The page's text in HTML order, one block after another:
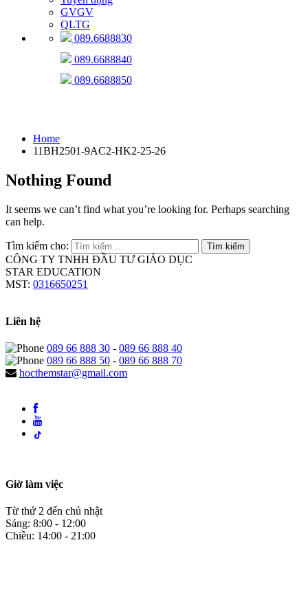
GVGV
QLTG
089.6688830
089.6688840
089.6688850
Home
11BH2501-9AC2-HK2-25-26
Nothing Found
It seems we can’t find what you’re looking for. Perhaps searching
can help.
Tìm kiếm cho:
CÔNG TY TNHH ĐẦU TƯ GIÁO DỤC
STAR EDUCATION
MST: 0316650251
Liên hệ
089 66 888 30 - 089 66 888 40
089 66 888 50 - 089 66 888 70
hocthemstar@gmail.com
Giờ làm việc
Từ thứ 2 đến chủ nhật
Sáng: 8:00 - 12:00
Chiều: 14:00 - 21:00